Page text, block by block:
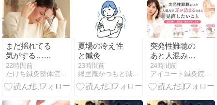
が解説
まだ揺れてる
気がする…地
震後めまいと
薬の正しい知
識
22時間前
たけち鍼灸整体院・名古屋名東院
夏場の冷え性
と鍼灸
23時間前
縁里庵かつもと鍼灸院
突発性難聴の
あと人混みで
耳が詰まると
きに見直した
いこと
24時間前
アイユート鍼灸院・名寄本院